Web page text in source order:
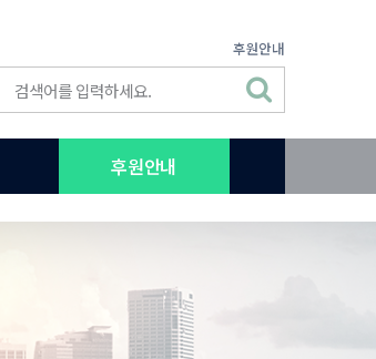
후원안내
후원안내